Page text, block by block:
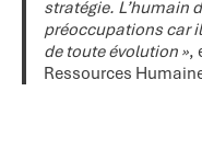
stratégie. L’humain
préoccupations car
de toute évolution »,
Ressources